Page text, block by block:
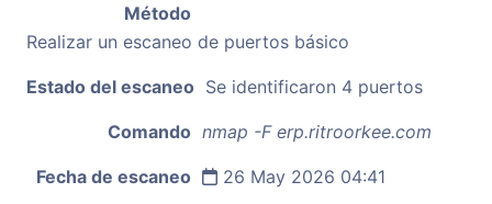
Método
Realizar un escaneo de puertos básico
Estado del escaneo Se identificaron 4 puertos
Comando nmap -F erp.ritroorkee.com
Fecha de escaneo 26 May 2026 04:41